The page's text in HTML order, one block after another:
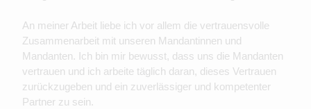
An meiner Arbeit liebe ich vor allem die vertrauensvolle
Zusammenarbeit mit unseren Mandantinnen und
Mandanten. Ich bin mir bewusst, dass uns die Mandanten
vertrauen und ich arbeite täglich daran, dieses Vertrauen
zurückzugeben und ein zuverlässiger und kompetenter
Partner zu sein.